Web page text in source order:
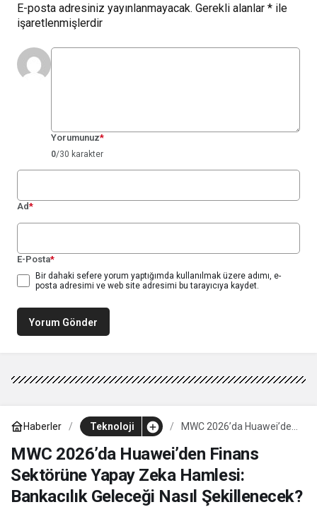
E-posta adresiniz yayınlanmayacak. Gerekli alanlar * ile
işaretlenmişlerdir
Yorumunuz*
0/30 karakter
Ad*
E-Posta*
Bir dahaki sefere yorum yaptığımda kullanılmak üzere adımı, e-
posta adresimi ve web site adresimi bu tarayıcıya kaydet.
Yorum Gönder
Haberler Teknoloji
MWC 2026’da Huawei’den
Zeka Hamlesi: Bankacılık
Geleceği Nasıl
Şekillenecek?
MWC 2026’da Huawei’den Finans
Sektörüne Yapay Zeka Hamlesi:
Bankacılık Geleceği Nasıl Şekillenecek?